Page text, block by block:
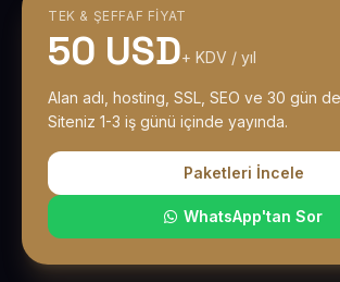
TEK & ŞEFFAF FIYAT
50 USD+ KDV / yıl
Alan adı, hosting, SSL, SEO ve 30 gün
Siteniz 1-3 iş günü içinde yayında.
Paketleri İncele
WhatsApp'tan Sor